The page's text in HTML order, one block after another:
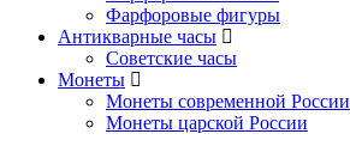
Фарфоровые фигуры
Антикварные часы
Советские часы
Монеты
Монеты современной России
Монеты царской России